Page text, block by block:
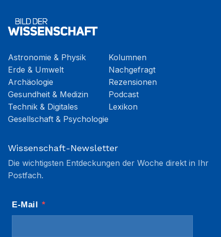
Astronomie & Physik
Erde & Umwelt
Archäologie
Gesundheit & Medizin
Technik & Digitales
Gesellschaft & Psychologie
Kolumnen
Nachgefragt
Rezensionen
Podcast
Lexikon
Wissenschaft-Newsletter
Die wichtigsten Entdeckungen der Woche direkt in Ihr
Postfach.